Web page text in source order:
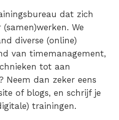
dat zich
We
diverse (online)
van timemanagement,
tot aan
Neem dan zeker eens
of blogs, en schrijf je
trainingen.